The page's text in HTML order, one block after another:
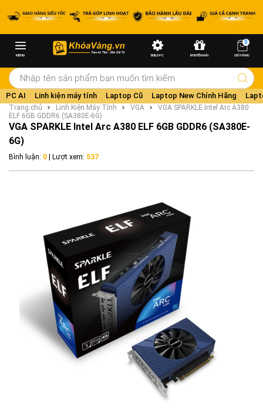
MENU BUILD PC KHUYẾN MÃI
0
GIỎ HÀNG
PC AI Linh kiện máy tính Laptop Cũ Laptop New Chính Hãng
Trang chủ Linh Kiện Máy Tính VGA
VGA SPARKLE Intel Arc A380
ELF 6GB GDDR6 (SA380E-6G)
VGA SPARKLE Intel Arc A380 ELF 6GB GDDR6 (SA380E-
6G)
Bình luận: 0 | Lượt xem: 537